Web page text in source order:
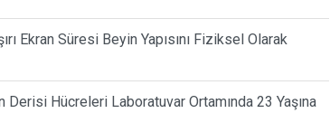
Ekran Süresi Beyin Yapısını Fiziksel Olarak
Hücreleri Laboratuvar Ortamında 23 Yaşına